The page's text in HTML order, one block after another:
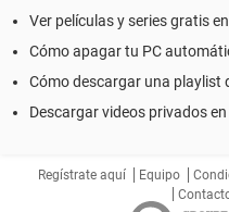
Ver películas y series gratis
Cómo apagar tu PC
Cómo descargar una playlist
Descargar videos privados
Regístrate aquí Equipo